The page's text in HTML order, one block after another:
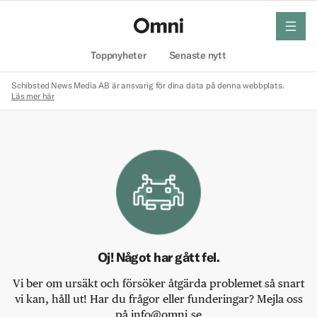
Toppnyheter Senaste nytt
meny
Schibsted News Media AB är ansvarig för dina data på denna webbplats.
Läs mer här
Oj! Något har gått fel.
Vi ber om ursäkt och försöker åtgärda problemet så snart
vi kan, håll ut! Har du frågor eller funderingar? Mejla oss